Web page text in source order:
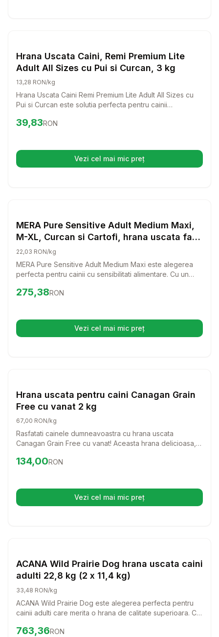
Hrana Uscata Caini
Hrana Uscata Caini, Remi Premium Lite
Adult All Sizes cu Pui si Curcan, 3 kg
13,28 RON/kg
Hrana Uscata Caini Remi Premium Lite Adult All Sizes cu
Pui si Curcan este solutia perfecta pentru cainii
nutrienti si proteine premium, aceasta hrana le va oferi
Preț:39.83
39,83RON
Vezi cel mai mic preț(se deschide într-o filă nouă)
Hrana Uscata Caini
MERA Pure Sensitive Adult Medium Maxi,
M-XL, Curcan si Cartofi, hrana uscata fara
cereale caini, alergii, 12.5kg
22,03 RON/kg
MERA Pure Sensitive Adult Medium Maxi este alegerea
perfecta pentru cainii cu sensibilitati alimentare. Cu un
uscata fara cereale ofera o dieta echilibrata si gustoasa
Preț: 275.38 RON
275,38RON
Vezi cel mai mic preț(se deschide într-o filă nouă)
Hrana Uscata Caini
Hrana uscata pentru caini Canagan Grain
Free cu vanat 2 kg
67,00 RON/kg
Rasfatati cainele dumneavoastra cu hrana uscata
Canagan Grain Free cu vanat! Aceasta hrana delicioasa,
mica, oferindu-le o alimentatie sanatoasa si echilibrata,
Preț:134.00
134,00RON
Vezi cel mai mic preț(se deschide într-o filă nouă)
Hrana Uscata Caini
ACANA Wild Prairie Dog hrana uscata caini
adulti 22,8 kg (2 x 11,4 kg)
33,48 RON/kg
ACANA Wild Prairie Dog este alegerea perfecta pentru
cainii adulti care merita o hrana de calitate superioara. Cu
hrana uscata va aduce bucurie si energie in viata
Preț: 763.36 RON
763,36RON